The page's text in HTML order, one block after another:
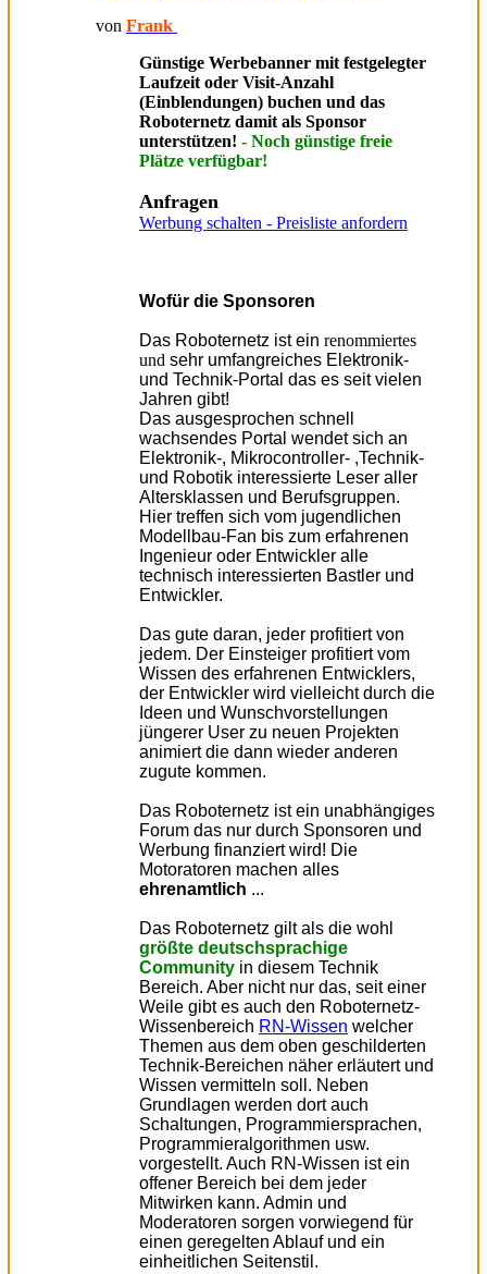
von Frank
Günstige Werbebanner mit festgelegter
Laufzeit oder Visit-Anzahl
(Einblendungen) buchen und das
Roboternetz damit als Sponsor
unterstützen! - Noch günstige freie
Plätze verfügbar!
Anfragen
Werbung schalten - Preisliste anfordern
Wofür die Sponsoren
Das Roboternetz ist ein renommiertes
und sehr umfangreiches Elektronik-
und Technik-Portal das es seit vielen
Jahren gibt!
Das ausgesprochen schnell
wachsendes Portal wendet sich an
Elektronik-, Mikrocontroller- ,Technik-
und Robotik interessierte Leser aller
Altersklassen und Berufsgruppen.
Hier treffen sich vom jugendlichen
Modellbau-Fan bis zum erfahrenen
Ingenieur oder Entwickler alle
technisch interessierten Bastler und
Entwickler.
Das gute daran, jeder profitiert von
jedem. Der Einsteiger profitiert vom
Wissen des erfahrenen Entwicklers,
der Entwickler wird vielleicht durch die
Ideen und Wunschvorstellungen
jüngerer User zu neuen Projekten
animiert die dann wieder anderen
zugute kommen.
Das Roboternetz ist ein unabhängiges
Forum das nur durch Sponsoren und
Werbung finanziert wird! Die
Motoratoren machen alles
ehrenamtlich ...
Das Roboternetz gilt als die wohl
größte deutschsprachige
Community in diesem Technik
Bereich. Aber nicht nur das, seit einer
Weile gibt es auch den Roboternetz-
Wissenbereich RN-Wissen welcher
Themen aus dem oben geschilderten
Technik-Bereichen näher erläutert und
Wissen vermitteln soll. Neben
Grundlagen werden dort auch
Schaltungen, Programmiersprachen,
Programmieralgorithmen usw.
vorgestellt. Auch RN-Wissen ist ein
offener Bereich bei dem jeder
Mitwirken kann. Admin und
Moderatoren sorgen vorwiegend für
einen geregelten Ablauf und ein
einheitlichen Seitenstil.